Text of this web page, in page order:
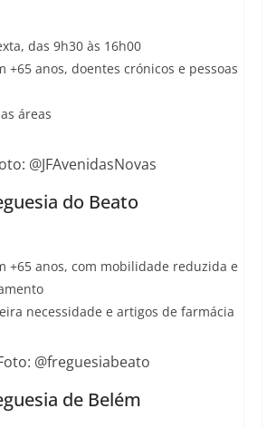
das 9h30 às 16h00
+65 anos, doentes crónicos e pessoas
áreas
@JFAvenidasNovas
do Beato
+65 anos, com mobilidade reduzida e
necessidade e artigos de farmácia
@freguesiabeato
de Belém